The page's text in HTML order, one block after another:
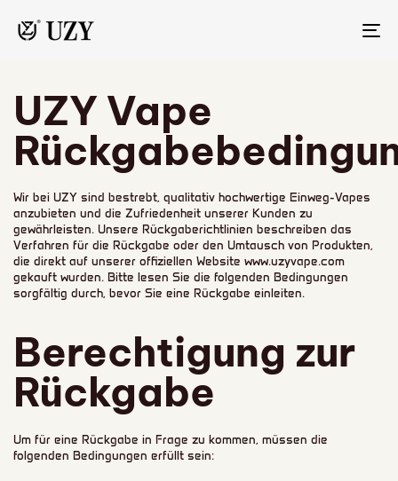
UZY Vape
Wir bei UZY sind bestrebt, qualitativ hochwertige Einweg-Vapes
anzubieten und die Zufriedenheit unserer Kunden zu
gewährleisten. Unsere Rückgaberichtlinien beschreiben das
Verfahren für die Rückgabe oder den Umtausch von Produkten,
die direkt auf unserer offiziellen Website www.uzyvape.com
gekauft wurden. Bitte lesen Sie die folgenden Bedingungen
sorgfältig durch, bevor Sie eine Rückgabe einleiten.
Berechtigung zur
Rückgabe
Um für eine Rückgabe in Frage zu kommen, müssen die
folgenden Bedingungen erfüllt sein: